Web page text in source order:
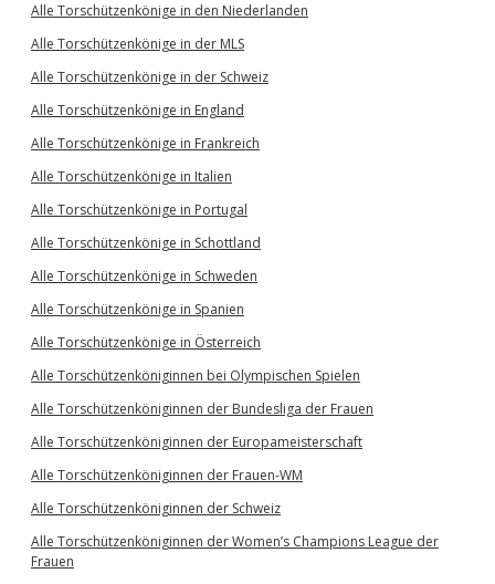
Alle Torschützenkönige in den Niederlanden
Alle Torschützenkönige in der MLS
Alle Torschützenkönige in der Schweiz
Alle Torschützenkönige in England
Alle Torschützenkönige in Frankreich
Alle Torschützenkönige in Italien
Alle Torschützenkönige in Portugal
Alle Torschützenkönige in Schottland
Alle Torschützenkönige in Schweden
Alle Torschützenkönige in Spanien
Alle Torschützenkönige in Österreich
Alle Torschützenköniginnen bei Olympischen Spielen
Alle Torschützenköniginnen der Bundesliga der Frauen
Alle Torschützenköniginnen der Europameisterschaft
Alle Torschützenköniginnen der Frauen-WM
Alle Torschützenköniginnen der Schweiz
Alle Torschützenköniginnen der Women’s Champions League der
Frauen